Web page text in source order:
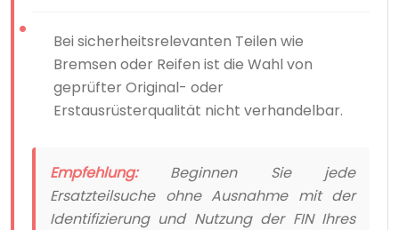
Bei sicherheitsrelevanten Teilen wie
Bremsen oder Reifen ist die Wahl von
geprüfter Original- oder
Erstausrüsterqualität nicht verhandelbar.
Empfehlung:Beginnen Sie jede
Ersatzteilsuche ohne Ausnahme mit der
Identifizierung und Nutzung der FIN Ihres